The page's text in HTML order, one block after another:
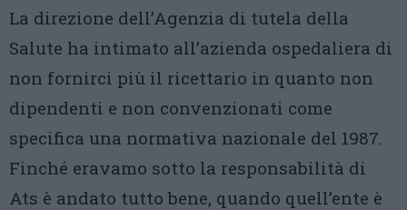
La direzione dell’Agenzia di tutela della
Salute ha intimato all’azienda ospedaliera di
non fornirci più il ricettario in quanto non
dipendenti e non convenzionati come
specifica una normativa nazionale del 1987.
Finché eravamo sotto la responsabilità di
Ats è andato tutto bene, quando quell’ente è